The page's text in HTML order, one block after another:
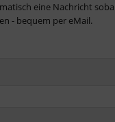
eine Nachricht
- bequem per eMail.